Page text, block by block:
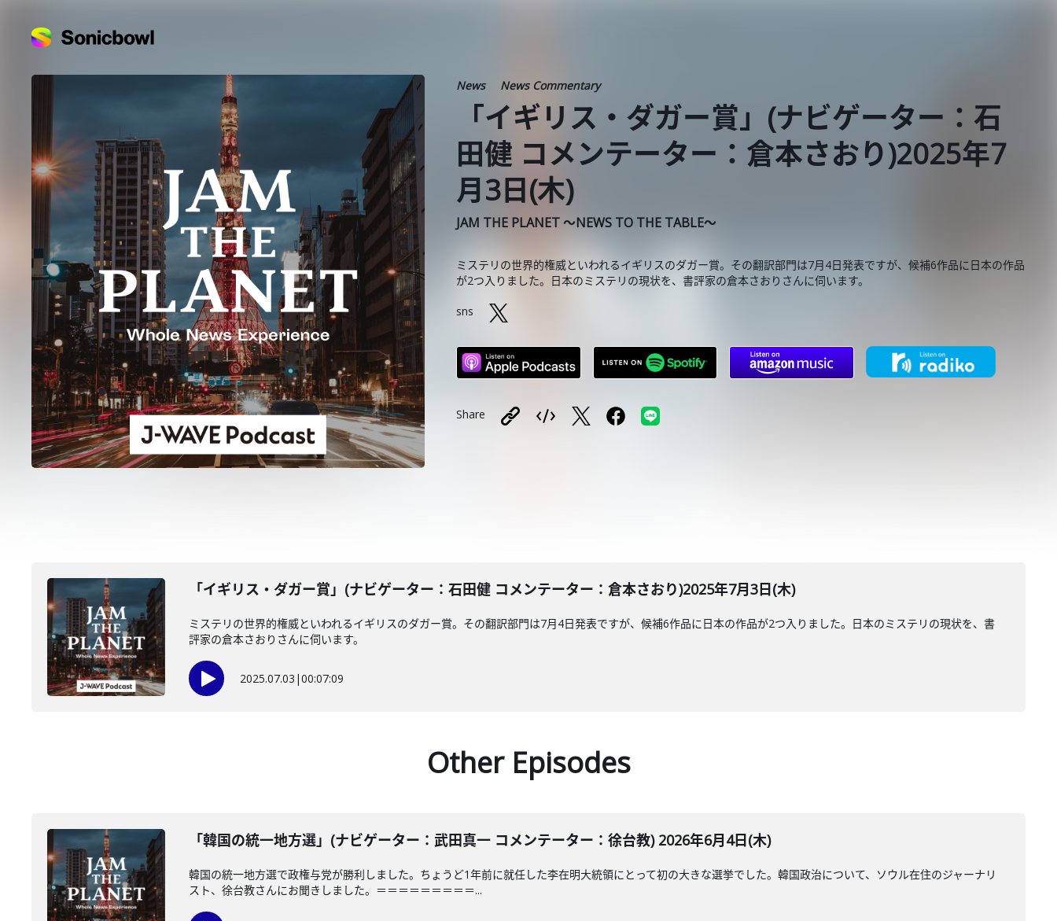
News News Commentary
「イギリス・ダガー賞」(ナビゲーター：石
田健 コメンテーター：倉本さおり)2025年7
月3日(木)
JAM THE PLANET ～NEWS TO THE TABLE～
ミステリの世界的権威といわれるイギリスのダガー賞。その翻訳部門は7月4日発表ですが、候補6作品に日本の作品
が2つ入りました。日本のミステリの現状を、書評家の倉本さおりさんに伺います。
sns
Share
「イギリス・ダガー賞」(ナビゲーター：石田健 コメンテーター：倉本さおり)2025年7月3日(木)
ミステリの世界的権威といわれるイギリスのダガー賞。その翻訳部門は7月4日発表ですが、候補6作品に日本の作品が2つ入りました。日本のミステリの現状を、書
評家の倉本さおりさんに伺います。
2025.07.03 |00:07:09
Other Episodes
「韓国の統一地方選」(ナビゲーター：武田真一 コメンテーター：徐台教) 2026年6月4日(木)
韓国の統一地方選で政権与党が勝利しました。ちょうど1年前に就任した李在明大統領にとって初の大きな選挙でした。韓国政治について、ソウル在住のジャーナリ
スト、徐台教さんにお聞きしました。＝＝＝＝＝＝＝＝＝...